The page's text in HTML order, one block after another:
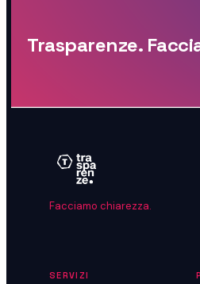
Trasparenze.
Facciamo chiarezza.
SERVIZI